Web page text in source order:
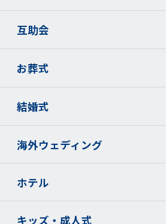
互助会
お葬式
結婚式
海外ウェディング
ホテル
キッズ・成人式